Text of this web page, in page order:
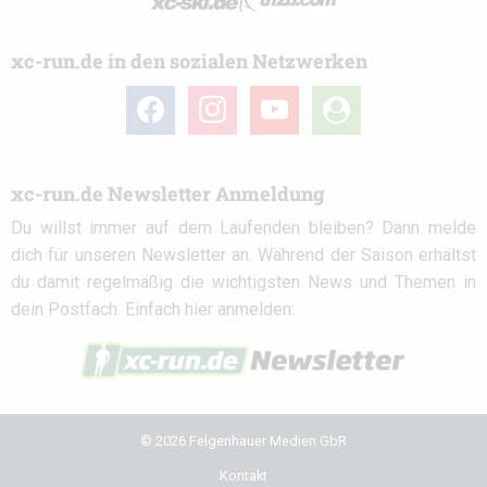
xc-run.de in den sozialen Netzwerken
facebook instagramyoutube
user-
circle
xc-run.de Newsletter Anmeldung
Du willst immer auf dem Laufenden bleiben? Dann melde
dich für unseren Newsletter an. Während der Saison erhältst
du damit regelmäßig die wichtigsten News und Themen in
dein Postfach. Einfach hier anmelden:
© 2026 Felgenhauer Medien GbR
Kontakt